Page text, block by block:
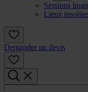
Sessions
Lieux
Demander un devis